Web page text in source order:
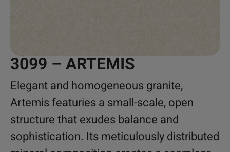
3099 – ARTEMIS
Elegant and homogeneous granite,
Artemis featuries a small-scale, open
structure that exudes balance and
sophistication. Its meticulously distributed